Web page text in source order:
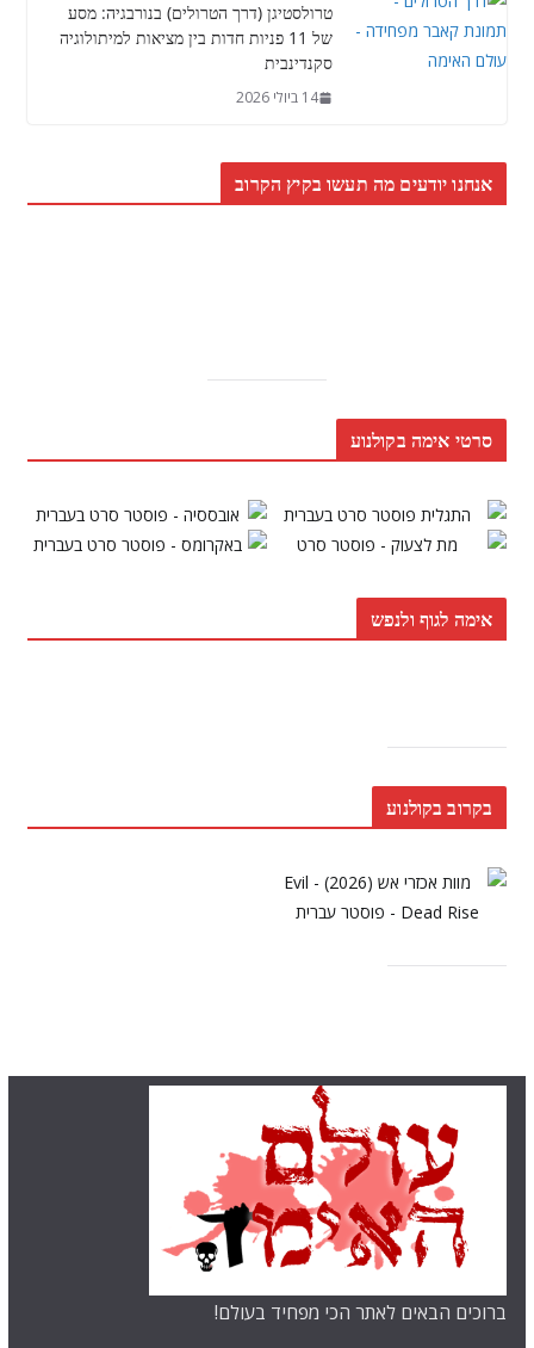
טרולסטיגן (דרך הטרולים) בנורבגיה: מסע
של 11 פניות חדות בין מציאות למיתולוגיה
סקנדינבית
14 ביולי 2026
אנחנו יודעים מה תעשו בקיץ הקרוב
סרטי אימה בקולנוע
אימה לגוף ולנפש
בקרוב בקולנוע
ברוכים הבאים לאתר הכי מפחיד בעולם!